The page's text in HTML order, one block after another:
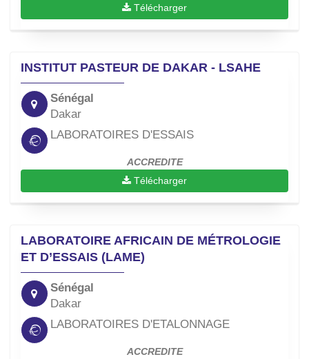
Télécharger
INSTITUT PASTEUR DE DAKAR - LSAHE
Sénégal
Dakar
LABORATOIRES D'ESSAIS
ACCREDITE
Télécharger
LABORATOIRE AFRICAIN DE MÉTROLOGIE
ET D’ESSAIS (LAME)
Sénégal
Dakar
LABORATOIRES D'ETALONNAGE
ACCREDITE